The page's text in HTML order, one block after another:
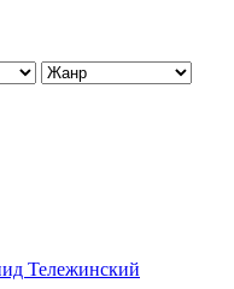
Тележинский